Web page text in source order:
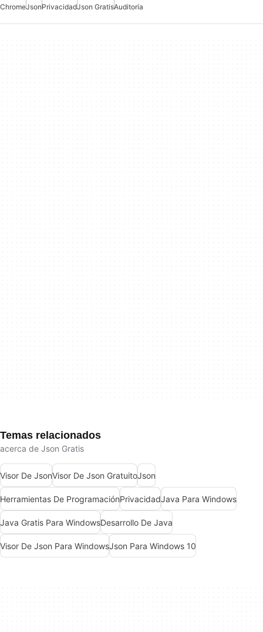
ChromeJsonPrivacidadJson GratisAuditoría
Temas relacionados
acerca de Json Gratis
Visor De JsonVisor De Json GratuitoJson
Herramientas De ProgramaciónPrivacidadJava Para Windows
Java Gratis Para WindowsDesarrollo De Java
Visor De Json Para WindowsJson Para Windows 10